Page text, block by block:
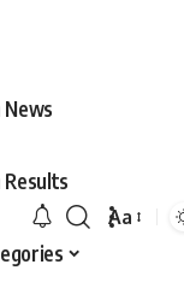
News
Results
Aa